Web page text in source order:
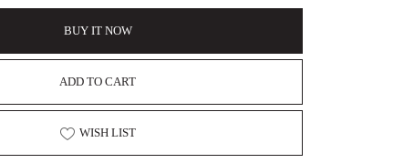
BUY IT NOW
ADD TO CART
WISH LIST